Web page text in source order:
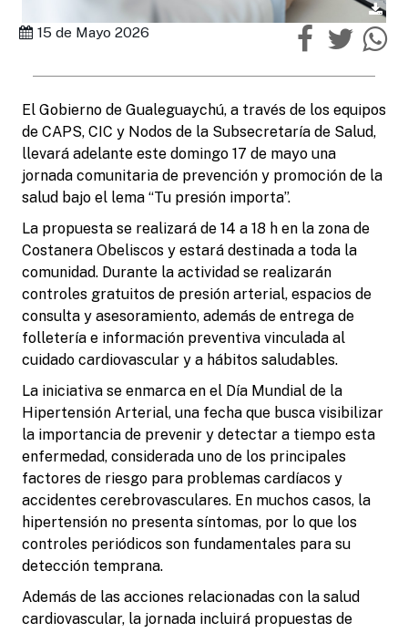
15 de Mayo 2026
El Gobierno de Gualeguaychú, a través de los equipos
de CAPS, CIC y Nodos de la Subsecretaría de Salud,
llevará adelante este domingo 17 de mayo una
jornada comunitaria de prevención y promoción de la
salud bajo el lema “Tu presión importa”.
La propuesta se realizará de 14 a 18 h en la zona de
Costanera Obeliscos y estará destinada a toda la
comunidad. Durante la actividad se realizarán
controles gratuitos de presión arterial, espacios de
consulta y asesoramiento, además de entrega de
folletería e información preventiva vinculada al
cuidado cardiovascular y a hábitos saludables.
La iniciativa se enmarca en el Día Mundial de la
Hipertensión Arterial, una fecha que busca visibilizar
la importancia de prevenir y detectar a tiempo esta
enfermedad, considerada uno de los principales
factores de riesgo para problemas cardíacos y
accidentes cerebrovasculares. En muchos casos, la
hipertensión no presenta síntomas, por lo que los
controles periódicos son fundamentales para su
detección temprana.
Además de las acciones relacionadas con la salud
cardiovascular, la jornada incluirá propuestas de